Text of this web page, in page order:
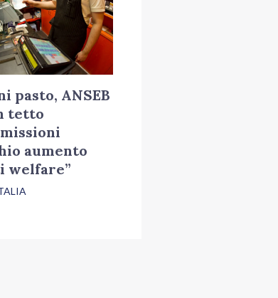
pasto, ANSEB
tetto
aumento
welfare”